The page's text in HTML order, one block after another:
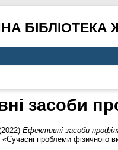
засоби
Ефективні засоби
«Сучасні проблеми фізичного